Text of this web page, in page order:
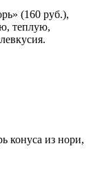
(160 руб.),
теплую,
конуса из нори,